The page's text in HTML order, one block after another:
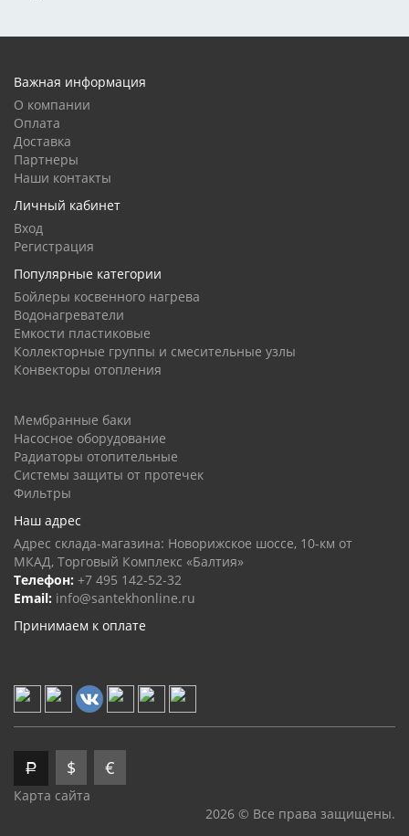
Важная информация
О компании
Оплата
Доставка
Партнеры
Наши контакты
Личный кабинет
Вход
Регистрация
Популярные категории
Бойлеры косвенного нагрева
Водонагреватели
Емкости пластиковые
Коллекторные группы и смесительные узлы
Конвекторы отопления
Мембранные баки
Насосное оборудование
Радиаторы отопительные
Системы защиты от протечек
Фильтры
Наш адрес
Адрес склада-магазина: Новорижское шоссе, 10-км от
МКАД, Торговый Комплекс «Балтия»
Телефон: +7 495 142-52-32
Email: info@santekhonline.ru
Принимаем к оплате
Р $ €
Карта сайта
2026 © Все права защищены.